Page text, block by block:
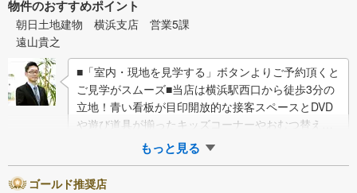
物件のおすすめポイント
朝日土地建物 横浜支店 営業5課
遠山貴之
■「室内・現地を見学する」ボタンよりご予約頂くと
ご見学がスムーズ■当店は横浜駅西口から徒歩3分の
立地！青い看板が目印開放的な接客スペースとDVD
や遊び道具が揃ったキッズコーナーやおむつ替えが
できる授乳室も完備お子様連れでも安心です…
もっと見る
ゴールド推奨店